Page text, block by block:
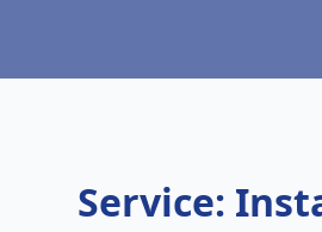
Service: